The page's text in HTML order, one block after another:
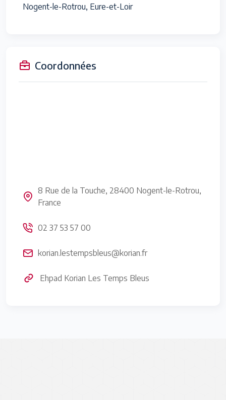
Nogent-le-Rotrou, Eure-et-Loir
Coordonnées
8 Rue de la Touche, 28400 Nogent-le-Rotrou,
France
02 37 53 57 00
korian.lestempsbleus@korian.fr
Ehpad Korian Les Temps Bleus